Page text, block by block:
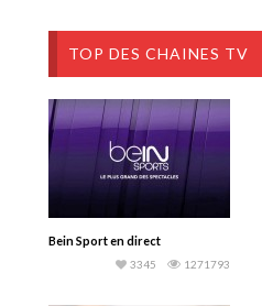
TOP DES CHAINES TV
Bein Sport en direct
1271793
3345